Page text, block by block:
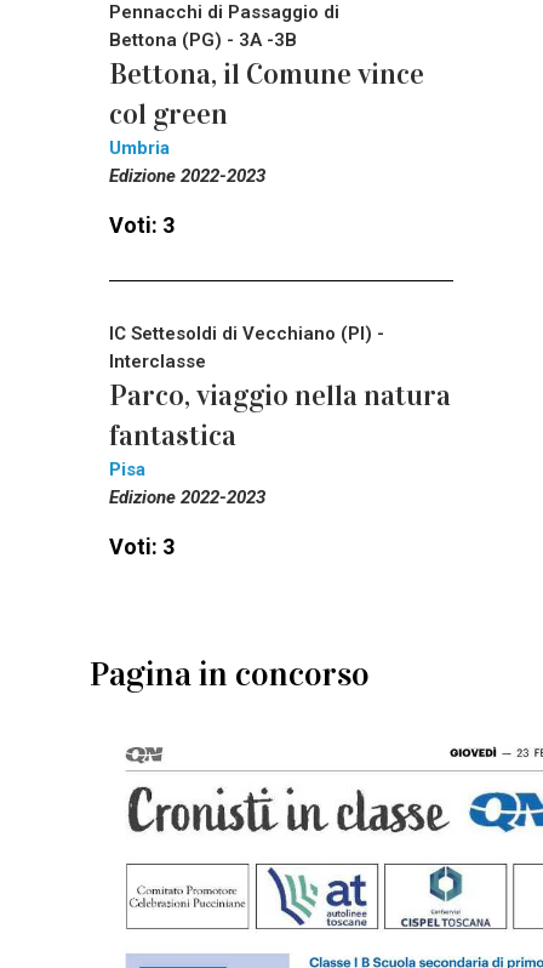
Pennacchi di Passaggio di
Bettona (PG) - 3A -3B
Bettona, il Comune vince
col green
Umbria
Edizione 2022-2023
Voti: 3
IC Settesoldi di Vecchiano (PI) -
Interclasse
Parco, viaggio nella natura
fantastica
Pisa
Edizione 2022-2023
Voti: 3
Pagina in concorso